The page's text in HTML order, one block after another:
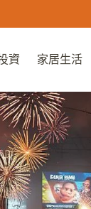
資 家居生活